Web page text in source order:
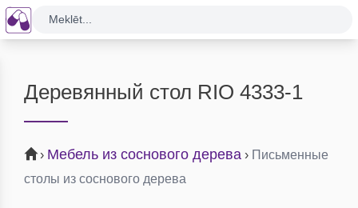
Meklēt...
Деревянный стол RIO 4333-1
› Мебель из соснового дерева › Письменные
столы из соснового дерева